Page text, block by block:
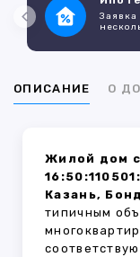
Заявка
ОПИСАНИЕ О
Жилой дом
Казань,
типичным